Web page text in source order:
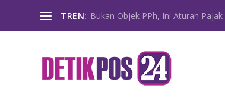
TREN: Bukan Objek PPh, Ini Aturan